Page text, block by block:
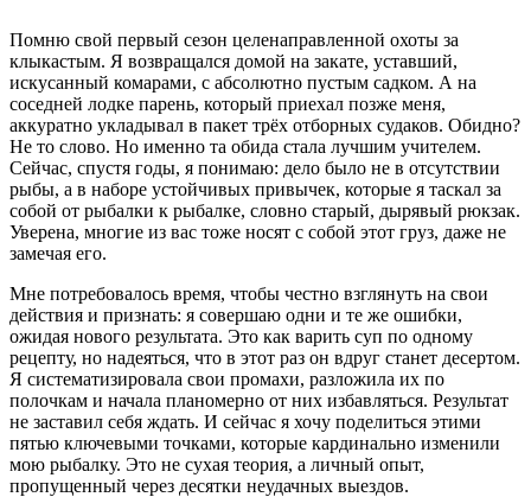
Помню свой первый сезон целенаправленной охоты за
клыкастым. Я возвращался домой на закате, уставший,
искусанный комарами, с абсолютно пустым садком. А на
соседней лодке парень, который приехал позже меня,
аккуратно укладывал в пакет трёх отборных судаков. Обидно?
Не то слово. Но именно та обида стала лучшим учителем.
Сейчас, спустя годы, я понимаю: дело было не в отсутствии
рыбы, а в наборе устойчивых привычек, которые я таскал за
собой от рыбалки к рыбалке, словно старый, дырявый рюкзак.
Уверена, многие из вас тоже носят с собой этот груз, даже не
замечая его.
Мне потребовалось время, чтобы честно взглянуть на свои
действия и признать: я совершаю одни и те же ошибки,
ожидая нового результата. Это как варить суп по одному
рецепту, но надеяться, что в этот раз он вдруг станет десертом.
Я систематизировала свои промахи, разложила их по
полочкам и начала планомерно от них избавляться. Результат
не заставил себя ждать. И сейчас я хочу поделиться этими
пятью ключевыми точками, которые кардинально изменили
мою рыбалку. Это не сухая теория, а личный опыт,
пропущенный через десятки неудачных выездов.